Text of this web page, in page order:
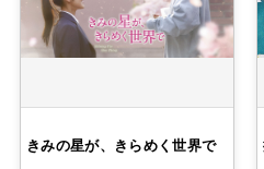
きみの星が、きらめく世界で